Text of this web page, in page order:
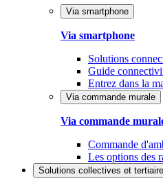
Via smartphone
Via smartphone
Solutions
Guide
Entrez dans la
Via commande murale
Via commande
Commande
Les options des
Solutions collectives et